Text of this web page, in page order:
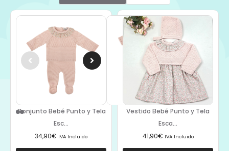
Conjunto Bebé Punto y Tela
Esc...
34,90€ IVA Incluido
Vestido Bebé Punto y Tela
Esca...
41,90€ IVA Incluido